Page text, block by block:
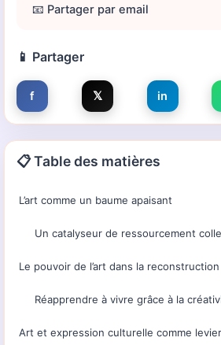
📧 Partager par email
📱 Partager
f 𝕏 in
📋 Table des matières
L’art comme un baume apaisant
Un catalyseur de ressourcement
Le pouvoir de l’art dans la
Réapprendre à vivre grâce à la
Art et expression culturelle comme